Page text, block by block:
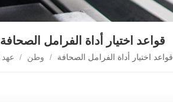
قواعد اختيار أداة الفرامل الصحافة
وطن / عهد / قواعد اختيار أداة الفرامل الصحافة